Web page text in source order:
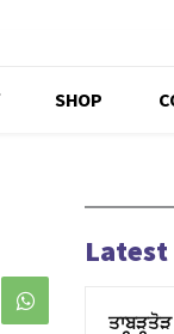
SHOP
ਤਾਬੜਤੋੜ